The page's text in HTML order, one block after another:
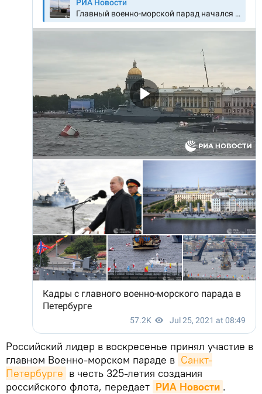
Российский лидер в воскресенье принял участие в
главном Военно-морском параде в Санкт-
Петербурге в честь 325-летия создания
российского флота, передает РИА Новости .